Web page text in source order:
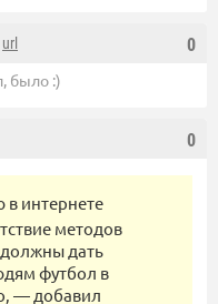
0
url
было :)
0
в интернете
методов
дать
футбол в
— добавил